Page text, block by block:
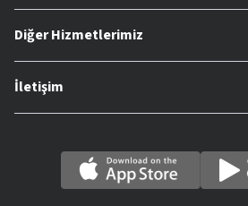
Diğer Hizmetlerimiz
İletişim